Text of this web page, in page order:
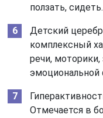
ползать, сидеть.
Детский
комплексный
речи, моторики,
Отмечается в